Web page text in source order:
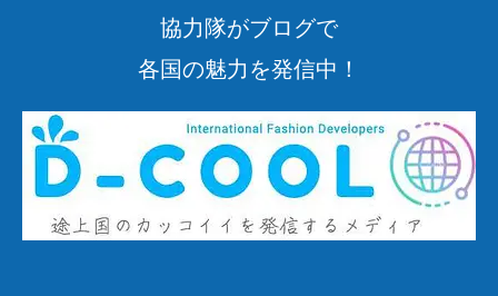
協力隊がブログで
各国の魅力を発信中！